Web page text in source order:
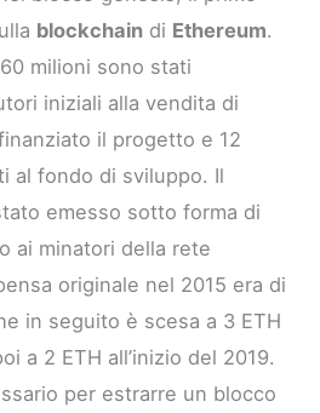
blockchain di Ethereum.
milioni sono stati
iniziali alla vendita di
il progetto e 12
al fondo di sviluppo. Il
emesso sotto forma di
ai minatori della rete
originale nel 2015 era di
in seguito è scesa a 3 ETH
a 2 ETH all’inizio del 2019.
per estrarre un blocco